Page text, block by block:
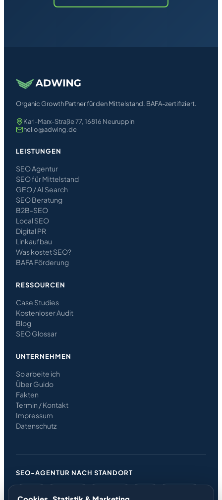
Organic Growth Partner für den Mittelstand. BAFA-zertifiziert.
Karl-Marx-Straße 77, 16816 Neuruppin
hello@adwing.de
LEISTUNGEN
SEO Agentur
SEO für Mittelstand
GEO / AI Search
SEO Beratung
B2B-SEO
Local SEO
Digital PR
Linkaufbau
Was kostet SEO?
BAFA Förderung
RESSOURCEN
Case Studies
Kostenloser Audit
Blog
SEO Glossar
UNTERNEHMEN
So arbeite ich
Über Guido
Fakten
Termin / Kontakt
Impressum
Datenschutz
SEO-AGENTUR NACH STANDORT